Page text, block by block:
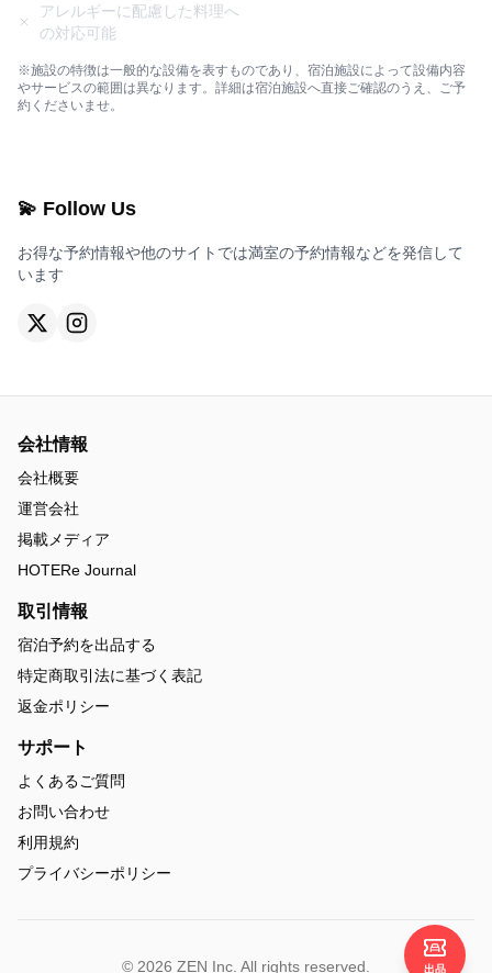
アレルギーに配慮した料理へ
の対応可能
※施設の特徴は一般的な設備を表すものであり、宿泊施設によって設備内容
やサービスの範囲は異なります。詳細は宿泊施設へ直接ご確認のうえ、ご予
約くださいませ。
💫 Follow Us
お得な予約情報や他のサイトでは満室の予約情報などを発信して
います
出品
会社情報
会社概要
運営会社
掲載メディア
HOTERe Journal
取引情報
宿泊予約を出品する
特定商取引法に基づく表記
返金ポリシー
サポート
よくあるご質問
お問い合わせ
利用規約
プライバシーポリシー
© 2026 ZEN Inc. All rights reserved.